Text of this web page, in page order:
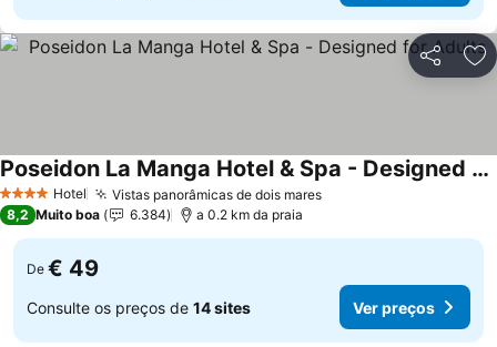
Partilhar
4 EstrelasHotel Vistas panorâmicas de dois mares
Poseidon La Manga Hotel & Spa - Designed for Adults
8,2 Muito boa 6.384 a 0.2 km da praia
De € 49
Consulte os preços de 14 sites Ver preços